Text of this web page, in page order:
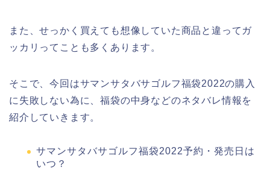
また、せっかく買えても想像していた商品と違ってガ
ッカリってことも多くあります。
そこで、今回はサマンサタバサゴルフ福袋2022の購入
に失敗しない為に、福袋の中身などのネタバレ情報を
紹介していきます。
サマンサタバサゴルフ福袋2022予約・発売日は
いつ？